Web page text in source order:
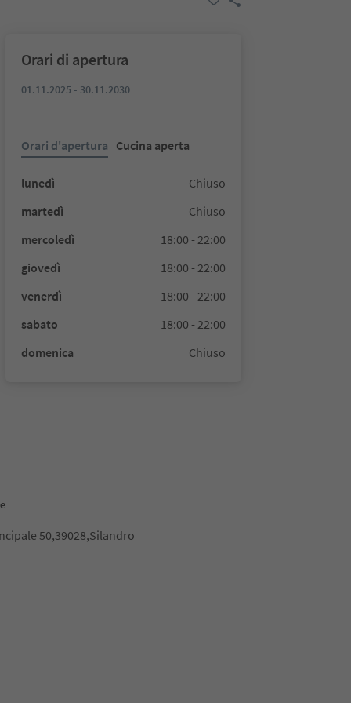
Orari di apertura
01.11.2025 - 30.11.2030
Orari d'apertura Cucina aperta
lunedì
Chiuso
martedì
Chiuso
mercoledì
18:00 - 22:00
giovedì
18:00 - 22:00
venerdì
18:00 - 22:00
sabato
18:00 - 22:00
domenica
Chiuso
50,39028,Silandro